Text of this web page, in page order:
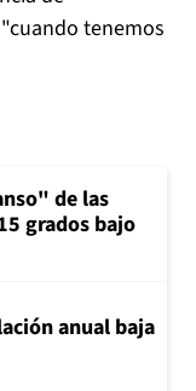
tenemos
de las
grados bajo
anual baja